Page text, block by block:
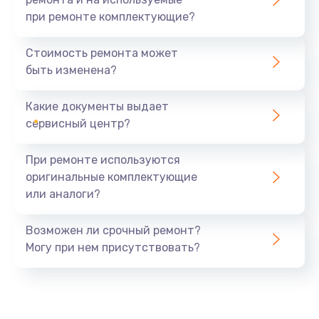
при ремонте комплектующие?
Стоимость ремонта может
быть изменена?
Какие документы выдает
сервисный центр?
При ремонте используются
оригинальные комплектующие
или аналоги?
Возможен ли срочный ремонт?
Могу при нем присутствовать?